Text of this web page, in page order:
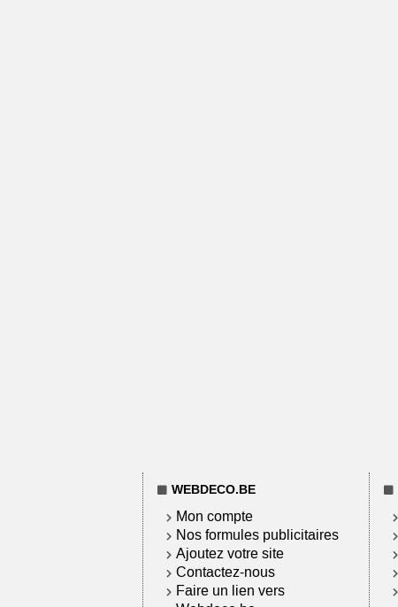
WEBDECO.BE
Mon compte
Nos formules publicitaires
Ajoutez votre site
Contactez-nous
Faire un lien vers